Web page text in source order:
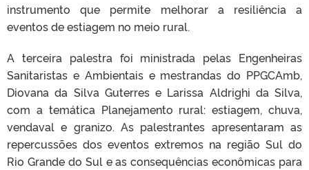
instrumento que permite melhorar a resiliência a
eventos de estiagem no meio rural.
A terceira palestra foi ministrada pelas Engenheiras
Sanitaristas e Ambientais e mestrandas do PPGCAmb,
Diovana da Silva Guterres e Larissa Aldrighi da Silva,
com a temática Planejamento rural: estiagem, chuva,
vendaval e granizo. As palestrantes apresentaram as
repercussões dos eventos extremos na região Sul do
Rio Grande do Sul e as consequências econômicas para